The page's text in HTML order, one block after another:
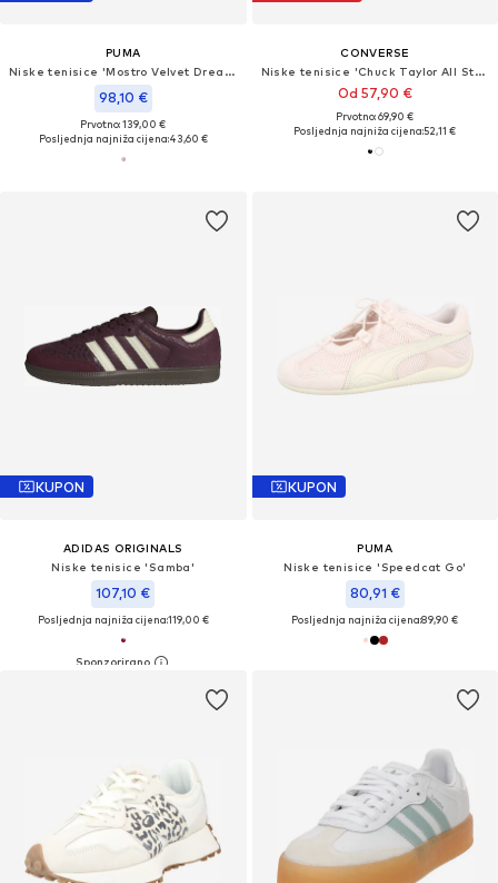
PUMA
Niske tenisice 'Mostro Velvet Dream'
98,10 €
Prvotno: 139,00 €
Posljednja najniža cijena:43,60 €
CONVERSE
Niske tenisice 'Chuck Taylor All Star'
Od 57,90 €
Prvotno: 69,90 €
Posljednja najniža cijena:52,11 €
KUPON
ADIDAS ORIGINALS
Niske tenisice 'Samba'
107,10 €
Posljednja najniža cijena:119,00 €
KUPON
PUMA
Niske tenisice 'Speedcat Go'
80,91 €
Posljednja najniža cijena:89,90 €